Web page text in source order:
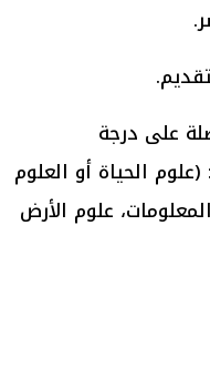
على درجة
الحياة أو العلوم
علوم الأرض